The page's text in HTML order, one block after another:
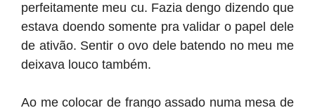
perfeitamente meu cu. Fazia dengo dizendo que
estava doendo somente pra validar o papel dele
de ativão. Sentir o ovo dele batendo no meu me
deixava louco também.
Ao me colocar de frango assado numa mesa de